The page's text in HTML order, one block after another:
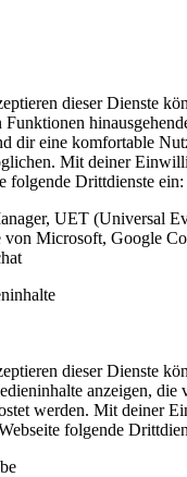
dieser Dienste
Funktionen
dir eine komfortable
Mit deiner
folgende Drittdienste ein:
UET (Universal
von Microsoft, Google
dieser Dienste
anzeigen, die
werden. Mit deiner
folgende